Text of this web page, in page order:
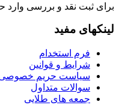
برای ثبت نقد و بررسی وارد
لینکهای مفید
فرم استخدام
شرایط و قوانین
سیاست حریم
سوالات متداول
جمعه های طلایی